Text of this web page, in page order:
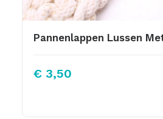
€ 3,50